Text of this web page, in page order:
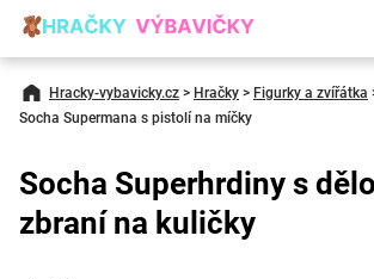
Hracky-vybavicky.cz > Hračky > Figurky a zvířátka
Socha Supermana s pistolí na míčky
Socha Superhrdiny s
zbraní na kuličky